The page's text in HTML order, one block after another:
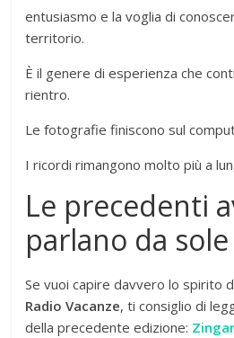
entusiasmo e la voglia di
territorio.
È il genere di esperienza che
rientro.
Le fotografie finiscono sul
I ricordi rimangono molto più a
Le precedenti
parlano da sole
Se vuoi capire davvero lo spirito
Radio Vacanze, ti consiglio di
della precedente edizione: